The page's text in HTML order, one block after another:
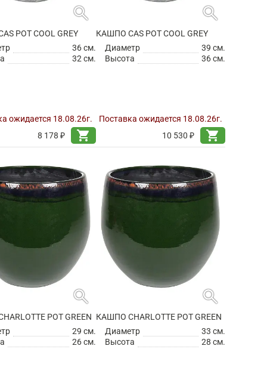
search
POT COOL GREY
36 см.
32 см.
ожидается 18.08.26г.
8 178 ₽
shopping_cart
search
КАШПО CAS POT COOL GREY
Диаметр
39 см.
Высота
36 см.
Поставка ожидается 18.08.26г.
10 530 ₽
shopping_cart
search
POT GREEN
29 см.
26 см.
search
КАШПО CHARLOTTE POT GREEN
Диаметр
33 см.
Высота
28 см.